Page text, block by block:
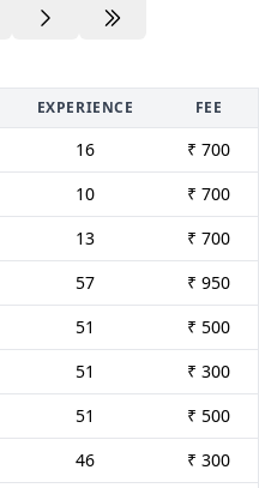
EXPERIENCE FEE
16
₹ 700
10
₹ 700
13
₹ 700
57
₹ 950
51
₹ 500
51
₹ 300
51
₹ 500
46
₹ 300